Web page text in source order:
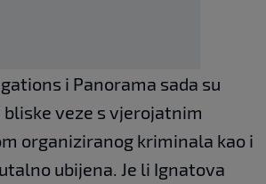
i Panorama sada su
veze s vjerojatnim
organiziranog kriminala kao i
ubijena. Je li Ignatova